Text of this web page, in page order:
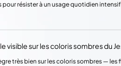
pour résister à un usage quotidien
visible sur les coloris sombres du
très bien sur les coloris sombres —